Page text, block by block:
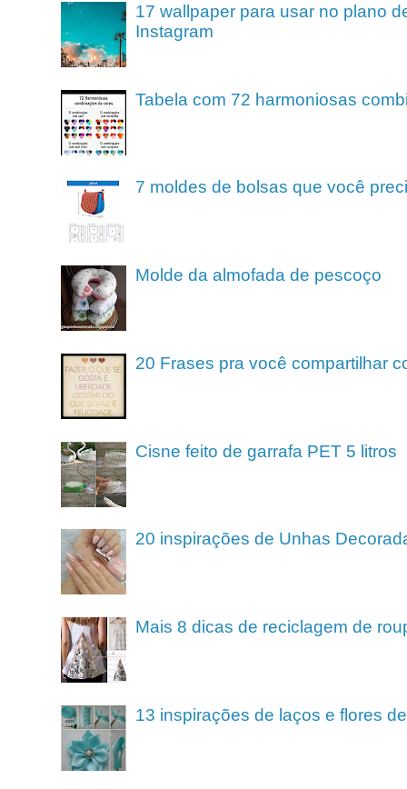
17 wallpaper para usar no plano
Instagram
Tabela com 72 harmoniosas
7 moldes de bolsas que você
Molde da almofada de pescoço
20 Frases pra você compartilhar
Cisne feito de garrafa PET 5 litros
20 inspirações de Unhas
Mais 8 dicas de reciclagem de
13 inspirações de laços e flores